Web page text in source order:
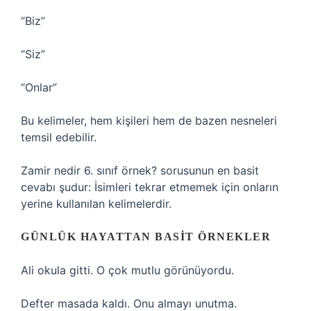
“Biz”
“Siz”
“Onlar”
Bu kelimeler, hem kişileri hem de bazen nesneleri
temsil edebilir.
Zamir nedir 6. sınıf örnek? sorusunun en basit
cevabı şudur: İsimleri tekrar etmemek için onların
yerine kullanılan kelimelerdir.
GÜNLÜK HAYATTAN BASIT ÖRNEKLER
Ali okula gitti. O çok mutlu görünüyordu.
Defter masada kaldı. Onu almayı unutma.